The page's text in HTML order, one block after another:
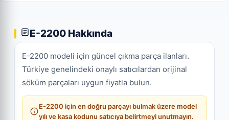
E-2200 Hakkında
E-2200 modeli için güncel çıkma parça ilanları.
Türkiye genelindeki onaylı satıcılardan orijinal
söküm parçaları uygun fiyatla bulun.
E-2200 için en doğru parçayı bulmak üzere model
yılı ve kasa kodunu satıcıya belirtmeyi unutmayın.